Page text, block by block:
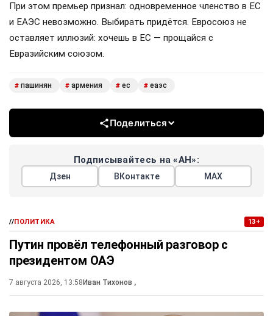
При этом премьер признал: одновременное членство в ЕС
и ЕАЭС невозможно. Выбирать придётся. Евросоюз не
оставляет иллюзий: хочешь в ЕС — прощайся с
Евразийским союзом.
# пашинян # армения # ес # еаэс
Поделиться
Подписывайтесь на «АН»:
Дзен ВКонтакте МАХ
//ПОЛИТИКА 13+
Путин провёл телефонный разговор с
президентом ОАЭ
7 августа 2026, 13:58 Иван Тихонов ,